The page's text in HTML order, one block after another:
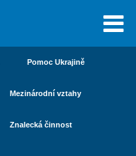
Pomoc Ukrajině
Mezinárodní vztahy
Znalecká činnost